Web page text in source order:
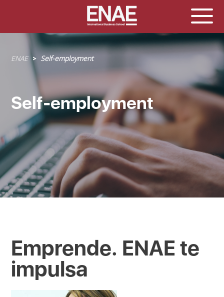
Sobrescribir
enlaces
a
la
navegación
ENAE Self-employment
Self-employment
Emprende. ENAE te
impulsa